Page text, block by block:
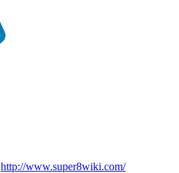
http://www.super8wiki.com/